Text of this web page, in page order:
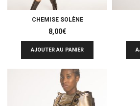
CHEMISE SOLÈNE
8,00€
AJOUTER AU PANIER